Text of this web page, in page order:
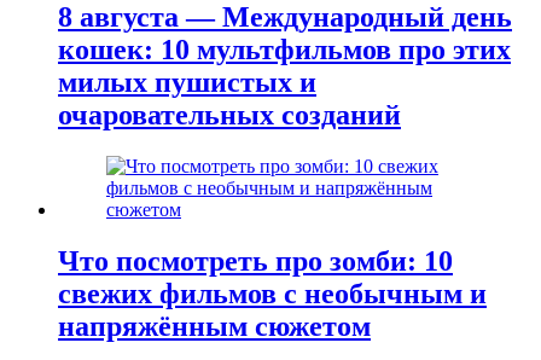
8 августа — Международный день
кошек: 10 мультфильмов про этих
милых пушистых и
очаровательных созданий
Что посмотреть про зомби: 10
свежих фильмов с необычным и
напряжённым сюжетом